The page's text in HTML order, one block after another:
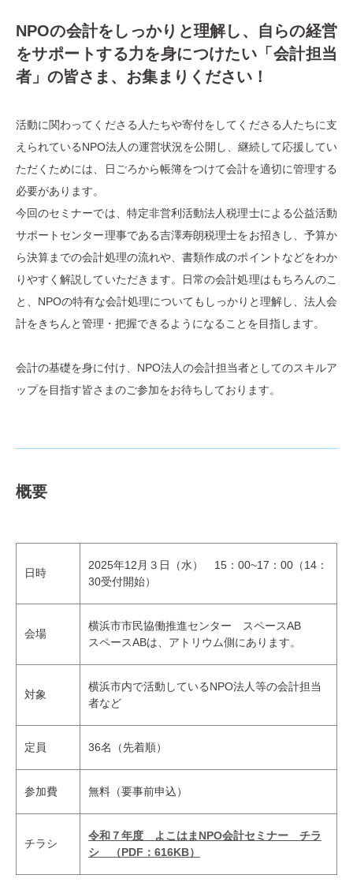
NPOの会計をしっかりと理解し、自らの経営
をサポートする力を身につけたい「会計担当
者」の皆さま、お集まりください！
活動に関わってくださる人たちや寄付をしてくださる人たちに支
えられているNPO法人の運営状況を公開し、継続して応援してい
ただくためには、日ごろから帳簿をつけて会計を適切に管理する
必要があります。
今回のセミナーでは、特定非営利活動法人税理士による公益活動
サポートセンター理事である吉澤寿朗税理士をお招きし、予算か
ら決算までの会計処理の流れや、書類作成のポイントなどをわか
りやすく解説していただきます。日常の会計処理はもちろんのこ
と、NPOの特有な会計処理についてもしっかりと理解し、法人会
計をきちんと管理・把握できるようになることを目指します。
会計の基礎を身に付け、NPO法人の会計担当者としてのスキルア
ップを目指す皆さまのご参加をお待ちしております。
概要
日時
2025年12月３日（水） 15：00~17：00（14：
30受付開始）
会場
横浜市市民協働推進センター スペースAB
スペースABは、アトリウム側にあります。
対象
横浜市内で活動しているNPO法人等の会計担当
者など
定員 36名（先着順）
参加費 無料（要事前申込）
チラシ
令和７年度 よこはまNPO会計セミナー チラ
シ （PDF：616KB）